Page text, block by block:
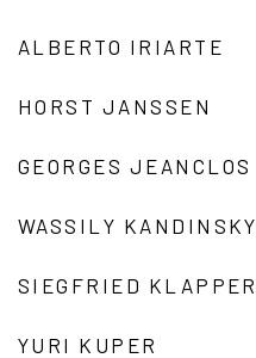
ALBERTO IRIARTE
HORST JANSSEN
GEORGES JEANCLOS
WASSILY KANDINSKY
SIEGFRIED KLAPPER
YURI KUPER